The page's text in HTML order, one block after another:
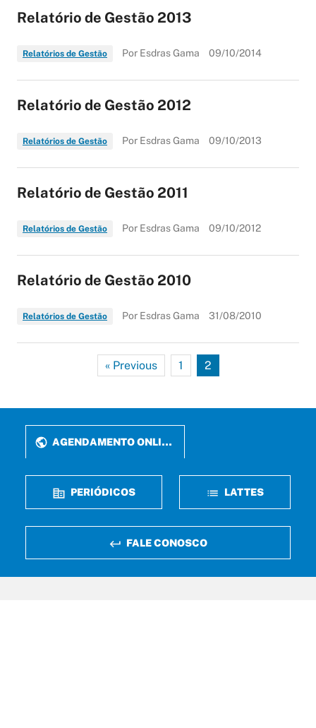
Relatório de Gestão 2013
Relatórios de Gestão Por Esdras Gama 09/10/2014
Relatório de Gestão 2012
Relatórios de Gestão Por Esdras Gama 09/10/2013
Relatório de Gestão 2011
Relatórios de Gestão Por Esdras Gama 09/10/2012
Relatório de Gestão 2010
Relatórios de Gestão Por Esdras Gama 31/08/2010
« Previous 1 2
AGENDAMENTO ONLINE
PERIÓDICOS LATTES
FALE CONOSCO